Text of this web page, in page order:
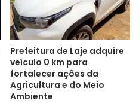
Prefeitura de Laje adquire
veículo 0 km para
fortalecer ações da
Agricultura e do Meio
Ambiente